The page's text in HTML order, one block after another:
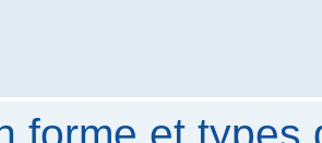
forme et types